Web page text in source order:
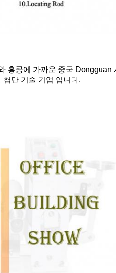
홍콩에 가까운 중국 Dongguan
단 기술 기업 입니다.